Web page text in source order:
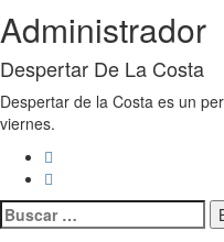
Administrador
Despertar De La Costa
Despertar de la Costa es un
viernes.
Buscar: